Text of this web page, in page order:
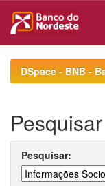
navigationDSpace - BNB -
Pesquisar
Pesquisar: